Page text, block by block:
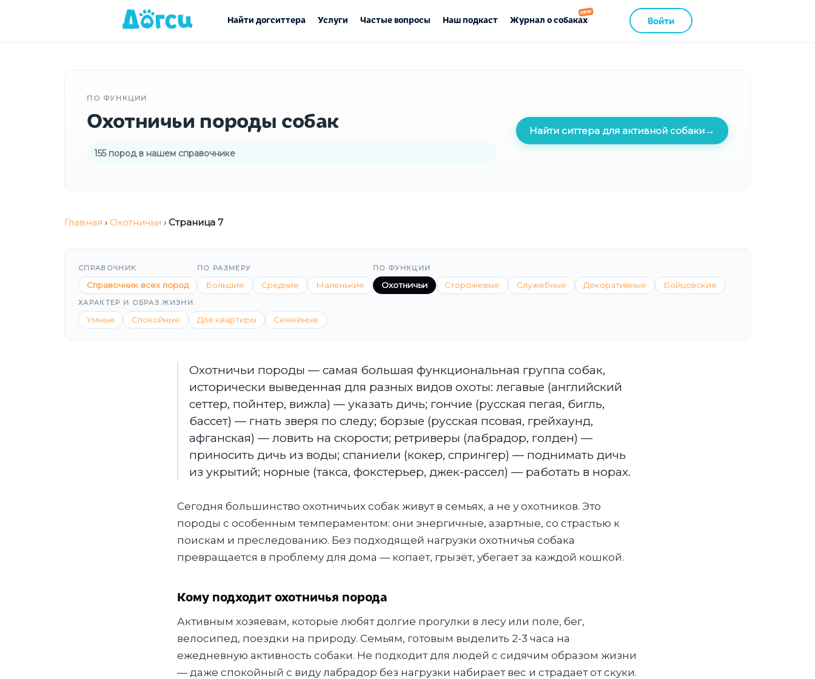
Найти догситтера Услуги Частые вопросы Наш подкаст Журнал о собаках Войти
ПО ФУНКЦИИ
Охотничьи породы собак
155 пород в нашем справочнике
Найти ситтера для активной собаки→
Главная › Охотничьи › Страница 7
СПРАВОЧНИК
Справочник всех пород
ПО РАЗМЕРУ
Большие Средние Маленькие
ПО ФУНКЦИИ
Охотничьи Сторожевые Служебные Декоративные Бойцовские
ХАРАКТЕР И ОБРАЗ ЖИЗНИ
Умные Спокойные Для квартиры Семейные
Охотничьи породы — самая большая функциональная группа собак,
исторически выведенная для разных видов охоты: легавые (английский
сеттер, пойнтер, вижла) — указать дичь; гончие (русская пегая, бигль,
бассет) — гнать зверя по следу; борзые (русская псовая, грейхаунд,
афганская) — ловить на скорости; ретриверы (лабрадор, голден) —
приносить дичь из воды; спаниели (кокер, спрингер) — поднимать дичь
из укрытий; норные (такса, фокстерьер, джек-рассел) — работать в норах.
Сегодня большинство охотничьих собак живут в семьях, а не у охотников. Это
породы с особенным темпераментом: они энергичные, азартные, со страстью к
поискам и преследованию. Без подходящей нагрузки охотничья собака
превращается в проблему для дома — копает, грызёт, убегает за каждой кошкой.
Кому подходит охотничья порода
Активным хозяевам, которые любят долгие прогулки в лесу или поле, бег,
велосипед, поездки на природу. Семьям, готовым выделить 2-3 часа на
ежедневную активность собаки. Не подходит для людей с сидячим образом жизни
— даже спокойный с виду лабрадор без нагрузки набирает вес и страдает от скуки.